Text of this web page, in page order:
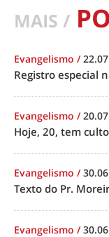
MAIS /
Evangelismo /
Registro especial
Evangelismo /
Hoje, 20, tem
Evangelismo /
Texto do Pr.
Evangelismo /